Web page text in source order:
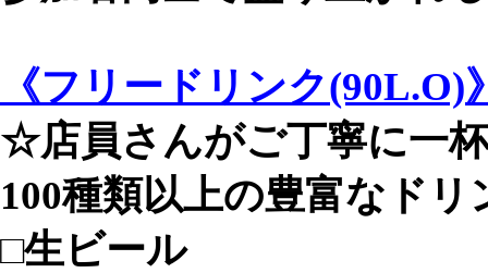
《フリードリンク(90L.O)
☆店員さんがご丁寧に一
100種類以上の豊富なドリ
□生ビール